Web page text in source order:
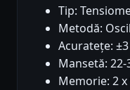
Tip:
Metodă:
Acuratețe:
Mansetă: 22-
Memorie: 2